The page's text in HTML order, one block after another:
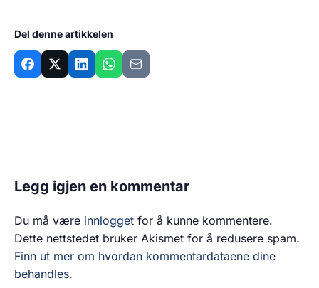
Del denne artikkelen
Legg igjen en kommentar
Du må være innlogget for å kunne kommentere.
Dette nettstedet bruker Akismet for å redusere spam.
Finn ut mer om hvordan kommentardataene dine
behandles.